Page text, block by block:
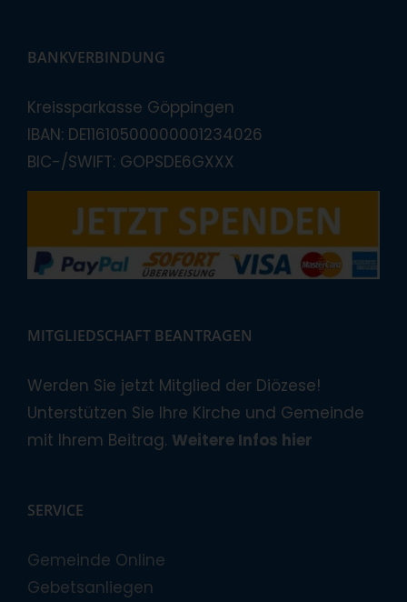
BANKVERBINDUNG
Kreissparkasse Göppingen
IBAN: DE11610500000001234026
BIC-/SWIFT: GOPSDE6GXXX
MITGLIEDSCHAFT BEANTRAGEN
Werden Sie jetzt Mitglied der Diözese!
Unterstützen Sie Ihre Kirche und Gemeinde
mit Ihrem Beitrag. Weitere Infos hier
SERVICE
Gemeinde Online
Gebetsanliegen